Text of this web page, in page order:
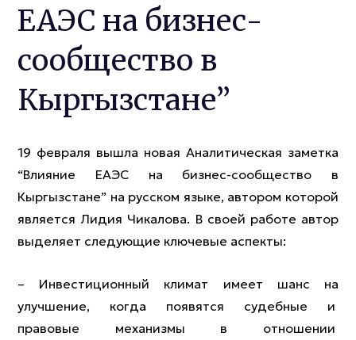
ЕАЭС на бизнес-
сообщество в
Кыргызстане”
19 февраля вышла новая Аналитическая заметка
“Влияние ЕАЭС на бизнес-сообщество в
Кыргызстане” на русском языке, автором которой
является Лидия Чикалова. В своей работе автор
выделяет следующие ключевые аспекты:
– Инвестиционный климат имеет шанс на
улучшение, когда появятся судебные и
правовые механизмы в отношении